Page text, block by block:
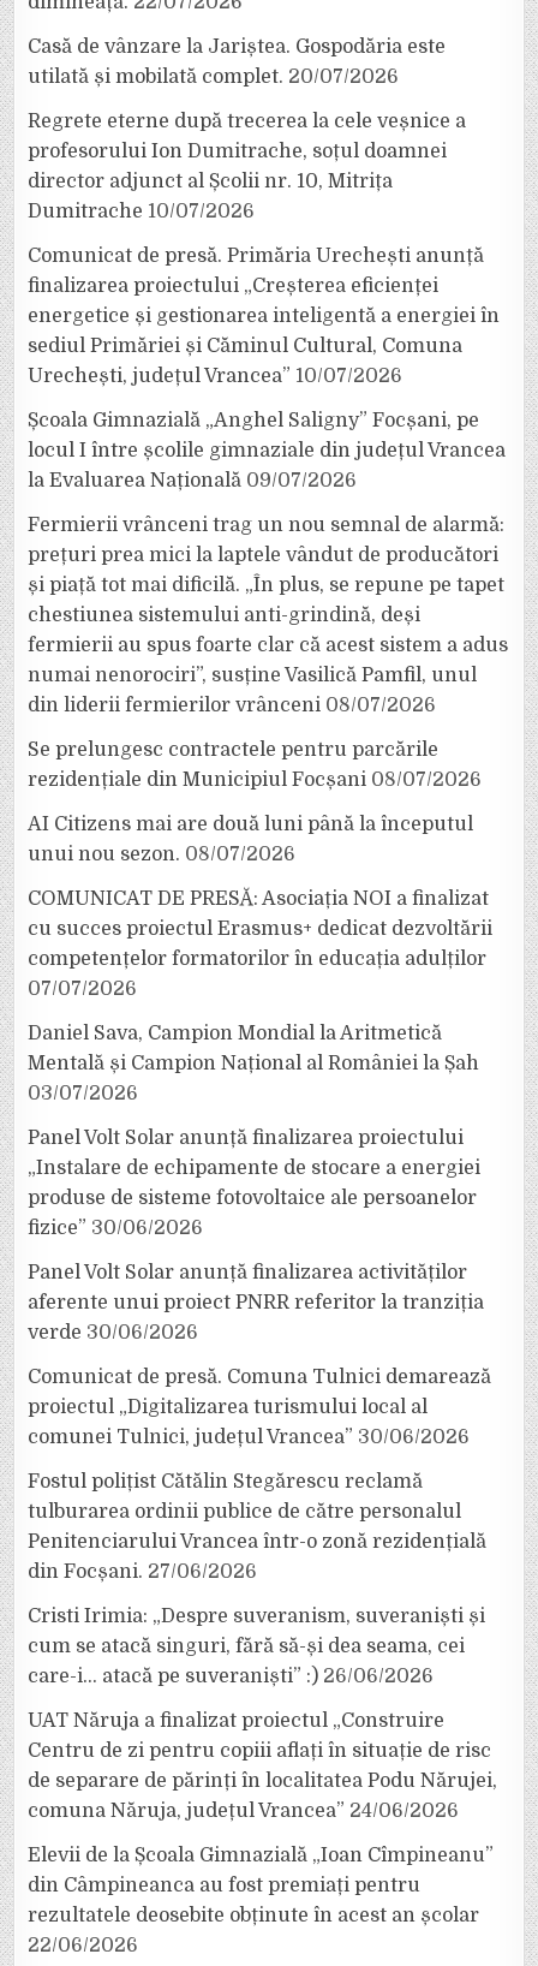
Casă de vânzare la Jariștea. Gospodăria este
utilată și mobilată complet. 20/07/2026
Regrete eterne după trecerea la cele veșnice a
profesorului Ion Dumitrache, soțul doamnei
director adjunct al Școlii nr. 10, Mitrița
Dumitrache 10/07/2026
Comunicat de presă. Primăria Urechești anunță
finalizarea proiectului „Creșterea eficienței
energetice și gestionarea inteligentă a energiei în
sediul Primăriei și Căminul Cultural, Comuna
Urechești, județul Vrancea” 10/07/2026
Școala Gimnazială „Anghel Saligny” Focșani, pe
locul I între școlile gimnaziale din județul Vrancea
la Evaluarea Națională 09/07/2026
Fermierii vrânceni trag un nou semnal de alarmă:
prețuri prea mici la laptele vândut de producători
și piață tot mai dificilă. „În plus, se repune pe tapet
chestiunea sistemului anti-grindină, deși
fermierii au spus foarte clar că acest sistem a adus
numai nenorociri”, susține Vasilică Pamfil, unul
din liderii fermierilor vrânceni 08/07/2026
Se prelungesc contractele pentru parcările
rezidențiale din Municipiul Focșani 08/07/2026
AI Citizens mai are două luni până la începutul
unui nou sezon. 08/07/2026
COMUNICAT DE PRESĂ: Asociația NOI a finalizat
cu succes proiectul Erasmus+ dedicat dezvoltării
competențelor formatorilor în educația adulților
07/07/2026
Daniel Sava, Campion Mondial la Aritmetică
Mentală și Campion Național al României la Șah
03/07/2026
Panel Volt Solar anunță finalizarea proiectului
„Instalare de echipamente de stocare a energiei
produse de sisteme fotovoltaice ale persoanelor
fizice” 30/06/2026
Panel Volt Solar anunță finalizarea activităților
aferente unui proiect PNRR referitor la tranziția
verde 30/06/2026
Comunicat de presă. Comuna Tulnici demarează
proiectul „Digitalizarea turismului local al
comunei Tulnici, județul Vrancea” 30/06/2026
Fostul polițist Cătălin Stegărescu reclamă
tulburarea ordinii publice de către personalul
Penitenciarului Vrancea într-o zonă rezidențială
din Focșani. 27/06/2026
Cristi Irimia: „Despre suveranism, suveraniști și
cum se atacă singuri, fără să-și dea seama, cei
care-i… atacă pe suveraniști” :) 26/06/2026
UAT Năruja a finalizat proiectul „Construire
Centru de zi pentru copiii aflați în situație de risc
de separare de părinți în localitatea Podu Nărujei,
comuna Năruja, județul Vrancea” 24/06/2026
Elevii de la Școala Gimnazială „Ioan Cîmpineanu”
din Câmpineanca au fost premiați pentru
rezultatele deosebite obținute în acest an școlar
22/06/2026